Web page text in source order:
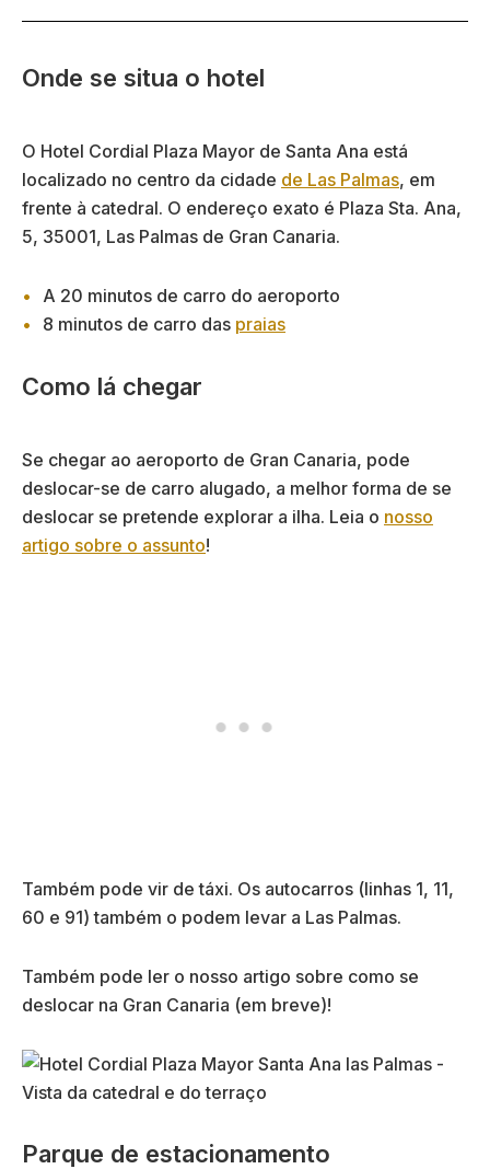
Onde se situa o hotel
O Hotel Cordial Plaza Mayor de Santa Ana está
localizado no centro da cidade de Las Palmas, em
frente à catedral. O endereço exato é Plaza Sta. Ana,
5, 35001, Las Palmas de Gran Canaria.
A 20 minutos de carro do aeroporto
8 minutos de carro das praias
Como lá chegar
Se chegar ao aeroporto de Gran Canaria, pode
deslocar-se de carro alugado, a melhor forma de se
deslocar se pretende explorar a ilha. Leia o nosso
artigo sobre o assunto!
Também pode vir de táxi. Os autocarros (linhas 1, 11,
60 e 91) também o podem levar a Las Palmas.
Também pode ler o nosso artigo sobre como se
deslocar na Gran Canaria (em breve)!
Parque de estacionamento